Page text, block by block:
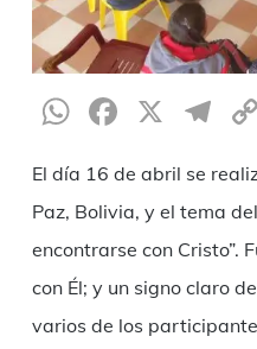
WhatsApp
X
El día 16 de abril se
Paz, Bolivia, y el tema
encontrarse con Cristo”.
con Él; y un signo claro
varios de los